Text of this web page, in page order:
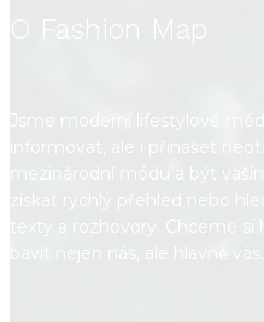
O Fashion Map
Jsme moderní lifestylové
informovat, ale i přinášet
mezinárodní módu a být
získat rychlý přehled nebo
texty a rozhovory. Chceme
bavit nejen nás, ale hlavně